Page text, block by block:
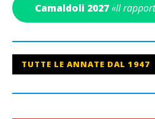
Camaldoli 2027 «Il
TUTTE LE ANNATE DAL 1947